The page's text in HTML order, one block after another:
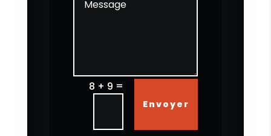
8 + 9 =
Envoyer